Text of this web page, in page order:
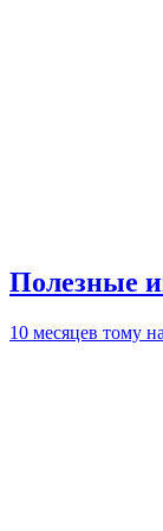
Полезные
10 месяцев тому